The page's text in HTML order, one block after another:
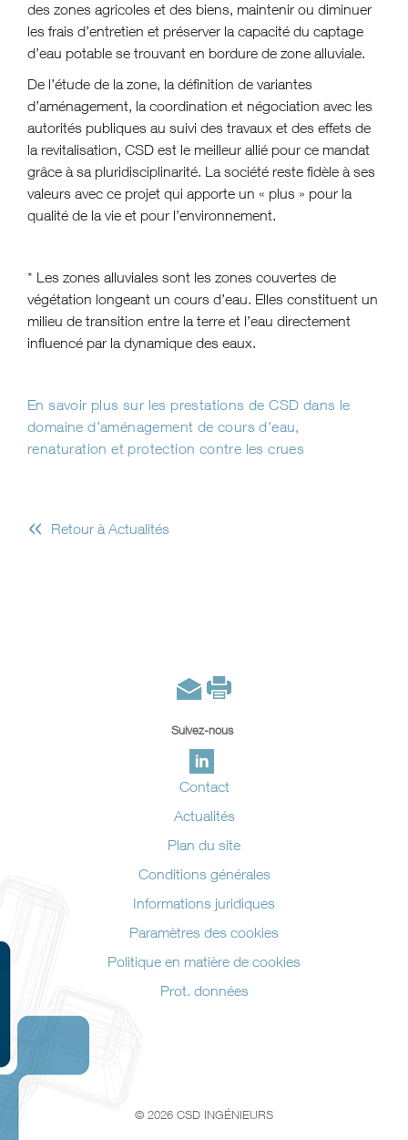
des zones agricoles et des biens, maintenir ou diminuer
les frais d’entretien et préserver la capacité du captage
d’eau potable se trouvant en bordure de zone alluviale.
De l’étude de la zone, la définition de variantes
d’aménagement, la coordination et négociation avec les
autorités publiques au suivi des travaux et des effets de
la revitalisation, CSD est le meilleur allié pour ce mandat
grâce à sa pluridisciplinarité. La société reste fidèle à ses
valeurs avec ce projet qui apporte un « plus » pour la
qualité de la vie et pour l’environnement.
* Les zones alluviales sont les zones couvertes de
végétation longeant un cours d’eau. Elles constituent un
milieu de transition entre la terre et l’eau directement
influencé par la dynamique des eaux.
En savoir plus sur les prestations de CSD dans le
domaine d’aménagement de cours d’eau,
renaturation et protection contre les crues
« Retour à Actualités
Suivez-nous
Contact
Actualités
Plan du site
Conditions générales
Informations juridiques
Paramètres des cookies
Politique en matière de cookies
Prot. données
© 2026 CSD INGÉNIEURS